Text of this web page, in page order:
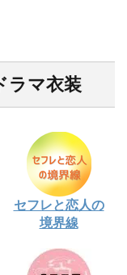
ラマ衣装
セフレと恋人の
境界線